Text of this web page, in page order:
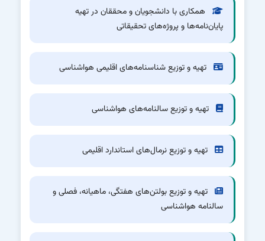
همکاری با دانشجویان و محققان در تهیه
پایان‌نامه‌ها و پروژه‌های تحقیقاتی
تهیه و توزیع شناسنامه‌های اقلیمی هواشناسی
تهیه و توزیع سالنامه‌های هواشناسی
تهیه و توزیع نرمال‌های استاندارد اقلیمی
تهیه و توزیع بولتن‌های هفتگی، ماهیانه، فصلی و
سالنامه هواشناسی